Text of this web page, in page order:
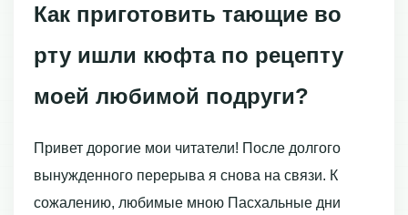
Как приготовить тающие во
рту ишли кюфта по рецепту
моей любимой подруги?
Привет дорогие мои читатели! После долгого
вынужденного перерыва я снова на связи. К
сожалению, любимые мною Пасхальные дни